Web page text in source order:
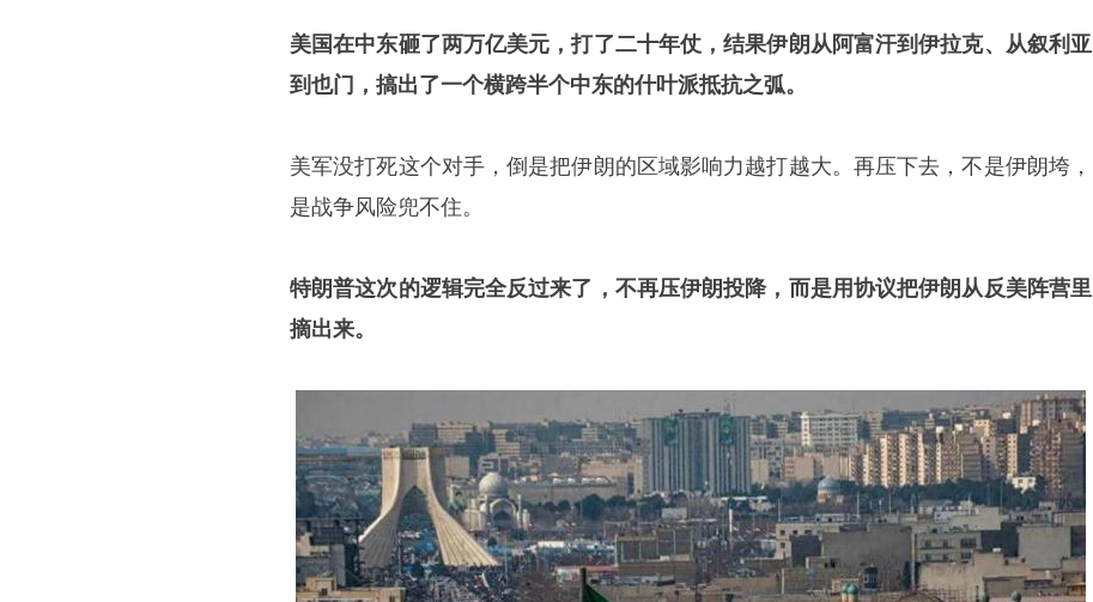
美国在中东砸了两万亿美元，打了二十年仗，结果伊朗从阿富汗到伊拉克、从叙利亚
到也门，搞出了一个横跨半个中东的什叶派抵抗之弧。
美军没打死这个对手，倒是把伊朗的区域影响力越打越大。再压下去，不是伊朗垮，
是战争风险兜不住。
特朗普这次的逻辑完全反过来了，不再压伊朗投降，而是用协议把伊朗从反美阵营里
摘出来。